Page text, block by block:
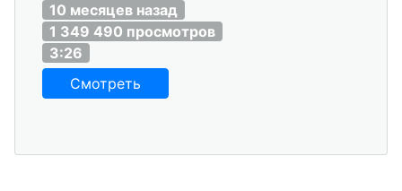
10 месяцев назад
1 349 490 просмотров
3:26
Смотреть